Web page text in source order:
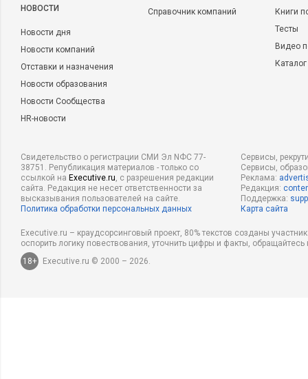
НОВОСТИ
Новости дня
Новости компаний
Отставки и назначения
Новости образования
Новости Сообщества
HR-новости
Справочник компаний
Книги
Тесты
Видео
Свидетельство о регистрации СМИ Эл NФС 77-
38751. Републикация материалов - только со
ссылкой на Executive.ru, с разрешения редакции
сайта. Редакция не несет ответственности за
высказывания пользователей на сайте.
Политика обработки персональных данных
Сервисы,
Сервисы,
Реклама:
Редакция:
Поддержка:
Карта сайта
Executive.ru – краудсорсинговый проект, 80% текстов созданы
оспорить логику повествования, уточнить цифры и факты,
18+
Executive.ru © 2000 – 2026.